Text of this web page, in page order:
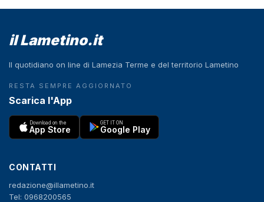
il Lametino.it
Il quotidiano on line di Lamezia Terme e del territorio Lametino
RESTA SEMPRE AGGIORNATO
Scarica l'App
Download on the
App Store
GET IT ON
Google Play
CONTATTI
redazione@illametino.it
Tel: 0968200565